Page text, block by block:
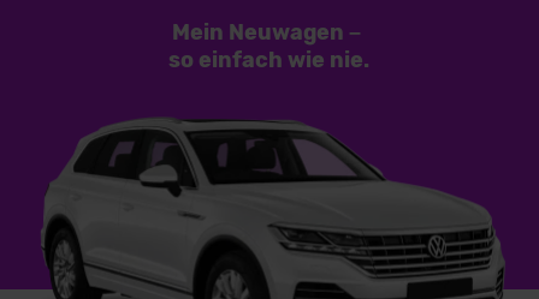
Mein Neuwagen –
so einfach wie nie.